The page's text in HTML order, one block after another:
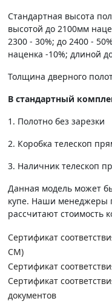
Стандартная высота
высотой до 2100мм
2300 - 30%; до 2400 -
наценка -10%; длиной
Толщина дверного
В стандартный
1. Полотно без зарезки
2. Коробка телескоп
3. Наличник телескоп
Данная модель может
купе. Наши менеджеры
рассчитают стоимость
Сертификат
СМ)
Сертификат
Сертификат
документов